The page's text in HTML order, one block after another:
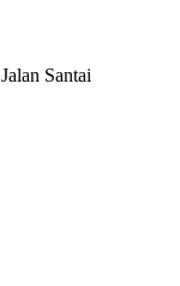
Santai